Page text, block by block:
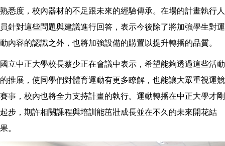
熟悉度，校內器材的不足跟未來的經驗傳承。在場的計畫執行人
員針對這些問題與建議進行回答，表示今後除了將加強學生對運
動內容的認識之外，也將加強設備的購置以提升轉播的品質。
國立中正大學校長蔡少正在會議中表示，希望能夠透過這些活動
的推展，使同學們對體育運動有更多瞭解，也能讓大眾重視運競
賽事，校內也將全力支持計畫的執行。運動轉播在中正大學才剛
起步，期許相關課程與培訓能茁壯成長並在不久的未來開花結
果。